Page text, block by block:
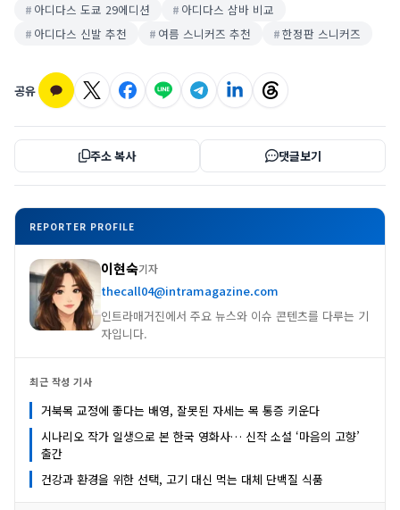
아디다스 도쿄 29에디션
아디다스 삼바 비교
아디다스 신발 추천
여름 스니커즈 추천 한정판 스니커즈
공유
주소 복사 댓글보기
REPORTER PROFILE
이현숙기자
thecall04@intramagazine.com
인트라매거진에서 주요 뉴스와 이슈 콘텐츠를 다루는 기
자입니다.
최근 작성 기사
거북목 교정에 좋다는 배영, 잘못된 자세는 목 통증 키운다
시나리오 작가 일생으로 본 한국 영화사… 신작 소설 ‘마음의 고향’
출간
건강과 환경을 위한 선택, 고기 대신 먹는 대체 단백질 식품